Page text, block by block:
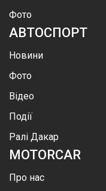
Фото
АВТОСПОРТ
Новини
Фото
Відео
Події
Ралі Дакар
MOTORCAR
Про нас